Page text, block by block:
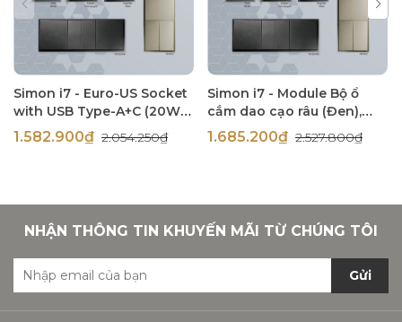
Simon i7 - Euro-US Socket
with USB Type-A+C (20W),
(Đen), 71E7251-26
1.582.900₫ 2.054.250₫
Simon i7 - Module Bộ ổ
cắm dao cạo râu (Đen),
714504-26
1.685.200₫ 2.527.800₫
NHẬN THÔNG TIN KHUYẾN MÃI TỪ CHÚNG TÔI
Gửi